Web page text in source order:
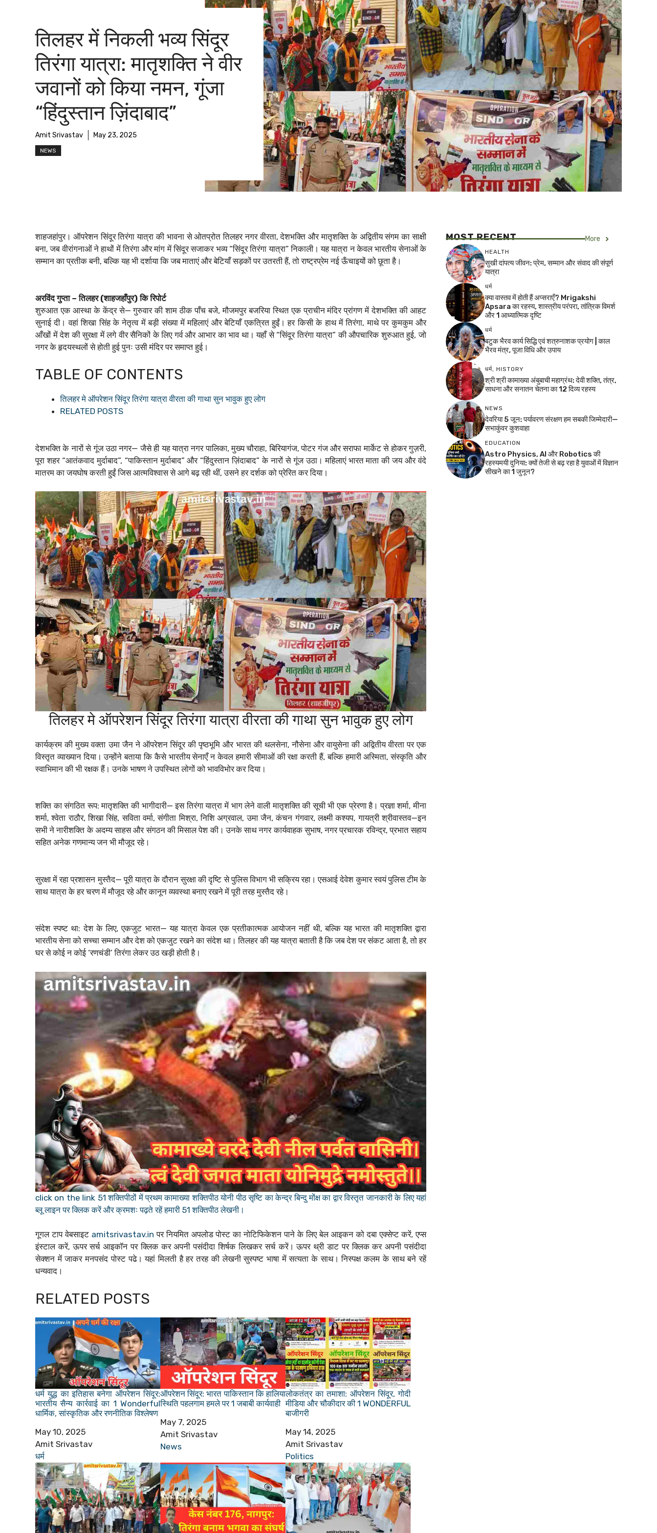
तिलहर में निकली भव्य सिंदूर
तिरंगा यात्रा: मातृशक्ति ने वीर
जवानों को किया नमन, गूंजा
“हिंदुस्तान ज़िंदाबाद”
Amit Srivastav May 23, 2025
NEWS
शाहजहांपुर। ऑपरेशन सिंदूर तिरंगा यात्रा की भावना से ओतप्रोत तिलहर नगर वीरता, देशभक्ति और मातृशक्ति के अद्वितीय संगम का साक्षी
बना, जब वीरांगनाओं ने हाथों में तिरंगा और मांग में सिंदूर सजाकर भव्य “सिंदूर तिरंगा यात्रा” निकाली। यह यात्रा न केवल भारतीय सेनाओं के
सम्मान का प्रतीक बनी, बल्कि यह भी दर्शाया कि जब माताएं और बेटियाँ सड़कों पर उतरती हैं, तो राष्ट्रप्रेम नई ऊँचाइयों को छूता है।
अरविंद गुप्ता – तिलहर (शाहजहाँपुर) कि रिपोर्ट
शुरुआत एक आस्था के केंद्र से— गुरुवार की शाम ठीक पाँच बजे, मौजमपुर बजरिया स्थित एक प्राचीन मंदिर प्रांगण में देशभक्ति की आहट
सुनाई दी। वहां शिखा सिंह के नेतृत्व में बड़ी संख्या में महिलाएं और बेटियाँ एकत्रित हुईं। हर किसी के हाथ में तिरंगा, माथे पर कुमकुम और
आँखों में देश की सुरक्षा में लगे वीर सैनिकों के लिए गर्व और आभार का भाव था। यहाँ से “सिंदूर तिरंगा यात्रा” की औपचारिक शुरुआत हुई, जो
नगर के हृदयस्थलों से होती हुई पुनः उसी मंदिर पर समाप्त हुई।
TABLE OF CONTENTS
तिलहर मे ऑपरेशन सिंदूर तिरंगा यात्रा वीरता की गाथा सुन भावुक हुए लोग
RELATED POSTS
देशभक्ति के नारों से गूंज उठा नगर— जैसे ही यह यात्रा नगर पालिका, मुख्य चौराहा, बिरियागंज, पोटर गंज और सराफा मार्केट से होकर गुज़री,
पूरा शहर “आतंकवाद मुर्दाबाद”, “पाकिस्तान मुर्दाबाद” और “हिंदुस्तान ज़िंदाबाद” के नारों से गूंज उठा। महिलाएं भारत माता की जय और वंदे
मातरम का जयघोष करती हुईं जिस आत्मविश्वास से आगे बढ़ रही थीं, उसने हर दर्शक को प्रेरित कर दिया।
तिलहर मे ऑपरेशन सिंदूर तिरंगा यात्रा वीरता की गाथा सुन भावुक हुए लोग
कार्यक्रम की मुख्य वक्ता उमा जैन ने ऑपरेशन सिंदूर की पृष्ठभूमि और भारत की थलसेना, नौसेना और वायुसेना की अद्वितीय वीरता पर एक
विस्तृत व्याख्यान दिया। उन्होंने बताया कि कैसे भारतीय सेनाएँ न केवल हमारी सीमाओं की रक्षा करती हैं, बल्कि हमारी अस्मिता, संस्कृति और
स्वाभिमान की भी रक्षक हैं। उनके भाषण ने उपस्थित लोगों को भावविभोर कर दिया।
शक्ति का संगठित रूप: मातृशक्ति की भागीदारी— इस तिरंगा यात्रा में भाग लेने वाली मातृशक्ति की सूची भी एक प्रेरणा है। प्रज्ञा शर्मा, मीना
शर्मा, श्वेता राठौर, शिखा सिंह, सविता वर्मा, संगीता मिश्रा, निशि अग्रवाल, उमा जैन, कंचन गंगवार, लक्ष्मी कश्यप, गायत्री श्रीवास्तव—इन
सभी ने नारीशक्ति के अदम्य साहस और संगठन की मिसाल पेश की। उनके साथ नगर कार्यवाहक सुभाष, नगर प्रचारक रविन्द्र, प्रभात सहाय
सहित अनेक गणमान्य जन भी मौजूद रहे।
सुरक्षा में रहा प्रशासन मुस्तैद— पूरी यात्रा के दौरान सुरक्षा की दृष्टि से पुलिस विभाग भी सक्रिय रहा। एसआई देवेश कुमार स्वयं पुलिस टीम के
साथ यात्रा के हर चरण में मौजूद रहे और कानून व्यवस्था बनाए रखने में पूरी तरह मुस्तैद रहे।
संदेश स्पष्ट था: देश के लिए, एकजुट भारत— यह यात्रा केवल एक प्रतीकात्मक आयोजन नहीं थी, बल्कि यह भारत की मातृशक्ति द्वारा
भारतीय सेना को सच्चा सम्मान और देश को एकजुट रखने का संदेश था। तिलहर की यह यात्रा बताती है कि जब देश पर संकट आता है, तो हर
घर से कोई न कोई ‘रणचंडी’ तिरंगा लेकर उठ खड़ी होती है।
click on the link 51 शक्तिपीठों में प्रथम कामाख्या शक्तिपीठ योनी पीठ सृष्टि का केन्द्र बिन्दु मोंक्ष का द्वार विस्तृत जानकारी के लिए यहां
ब्लू लाइन पर क्लिक करें और क्रमशः पढ़ते रहें हमारी 51 शक्तिपीठ लेखनी।
गूगल टाप वेबसाइट amitsrivastav.in पर नियमित अपलोड पोस्ट का नोटिफिकेशन पाने के लिए बेल आइकन को दबा एक्सेप्ट करें, एप्स
इंस्टाल करें, ऊपर सर्च आइकॉन पर क्लिक कर अपनी पसंदीदा शिर्षक लिखकर सर्च करें। ऊपर थ्री डाट पर क्लिक कर अपनी पसंदीदा
सेक्शन में जाकर मनपसंद पोस्ट पढे। यहां मिलती है हर तरह की लेखनी सुस्पष्ट भाषा में सत्यता के साथ। निस्पक्ष कलम के साथ बने रहें
धन्यवाद।
RELATED POSTS
धर्म युद्ध का इतिहास बनेगा ऑपरेशन सिंदूर:
भारतीय सैन्य कार्रवाई का 1 Wonderful
धार्मिक, सांस्कृतिक और रणनीतिक विश्लेषण
Date
May 10, 2025
Author
Amit Srivastav
In relation to
धर्म
ऑपरेशन सिंदूर: भारत पाकिस्तान कि हालिया
स्थिति पहलगाम हमले पर 1 जबाबी कार्यवाही
Date
May 7, 2025
Author
Amit Srivastav
In relation to
News
लोकतंत्र का तमाशा: ऑपरेशन सिंदूर, गोदी
मीडिया और चौकीदार की 1 WONDERFUL
बाजीगरी
Date
May 14, 2025
Author
Amit Srivastav
In relation to
Politics
MOST RECENT More
HEALTH
सुखी दांपत्य जीवन: प्रेम, सम्मान और संवाद की संपूर्ण
यात्रा
धर्म
क्या वास्तव में होती हैं अप्सराएँ? Mrigakshi
Apsara का रहस्य, शास्त्रीय परंपरा, तांत्रिक विमर्श
और 1 आध्यात्मिक दृष्टि
धर्म
बटुक भैरव कार्य सिद्धि एवं शत्रुनाशक प्रयोग | काल
भैरव मंत्र, पूजा विधि और उपाय
धर्म, HISTORY
श्री श्री कामाख्या अंबुबाची महाग्रंथ: देवी शक्ति, तंत्र,
साधना और सनातन चेतना का 12 दिव्य रहस्य
NEWS
देवरिया 5 जून: पर्यावरण संरक्षण हम सबकी जिम्मेदारी—
सभाकुंवर कुशवाहा
EDUCATION
Astro Physics, AI और Robotics की
रहस्यमयी दुनिया: क्यों तेजी से बढ़ रहा है युवाओं में विज्ञान
सीखने का 1 जुनून?